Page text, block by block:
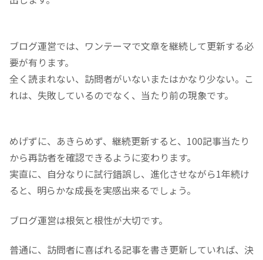
ブログ運営では、ワンテーマで文章を継続して更新する必
要が有ります。
全く読まれない、訪問者がいないまたはかなり少ない。こ
れは、失敗しているのでなく、当たり前の現象です。
めげずに、あきらめず、継続更新すると、100記事当たり
から再訪者を確認できるように変わります。
実直に、自分なりに試行錯誤し、進化させながら1年続け
ると、明らかな成長を実感出来るでしょう。
ブログ運営は根気と根性が大切です。
普通に、訪問者に喜ばれる記事を書き更新していれば、決